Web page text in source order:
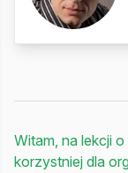
Witam, na lekcji
korzystniej dla